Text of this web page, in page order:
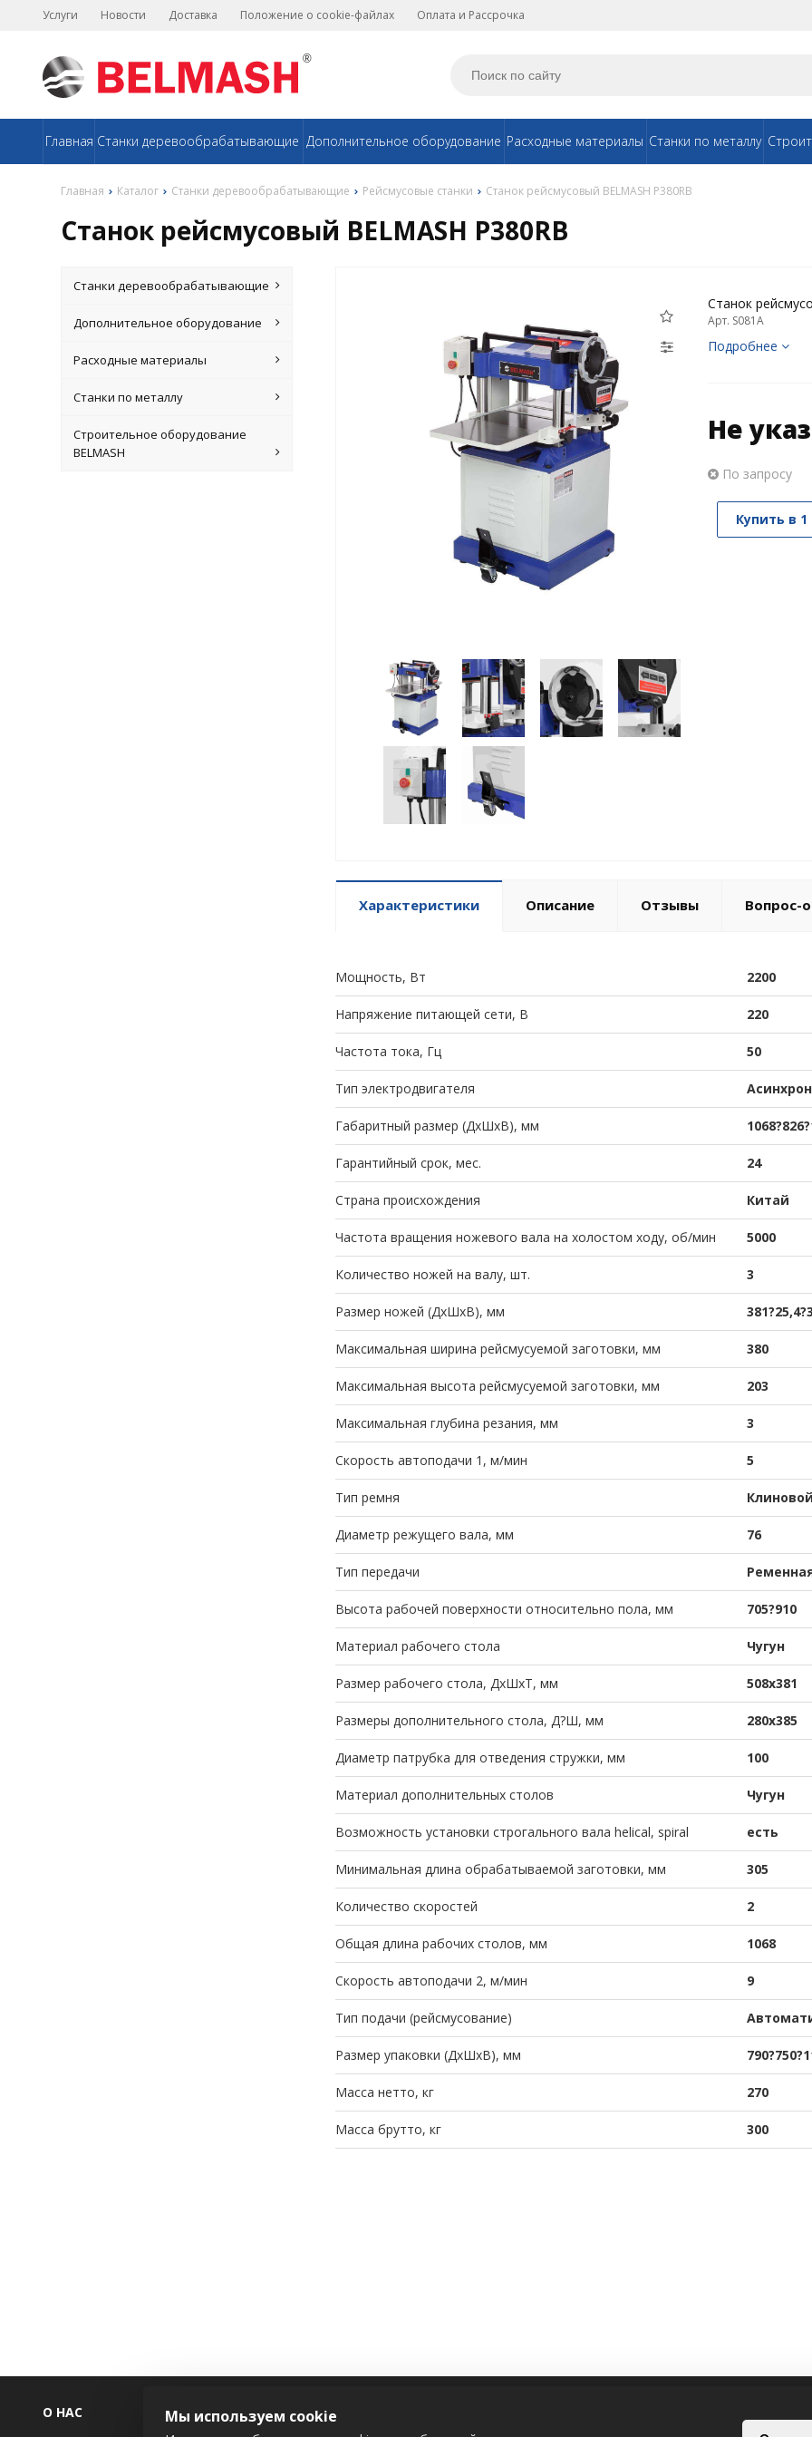
Услуги Новости Доставка Положение о cookie-файлах Оплата и Рассрочка
Главная Станки деревообрабатывающие Дополнительное оборудование Расходные материалы Станки по металлу
Главная Каталог Станки деревообрабатывающие Рейсмусовые станки Станок рейсмусовый BELMASH P380RB
Станок рейсмусовый BELMASH P380RB
Станки деревообрабатывающие
Дополнительное оборудование
Расходные материалы
Станки по металлу
Строительное оборудование
BELMASH
Станок
Арт. S081A
Подробнее
Не
По запросу
Купить в 1
Характеристики Описание Отзывы Вопрос-
Мощность, Вт 2200
Напряжение питающей сети, В 220
Частота тока, Гц 50
Тип электродвигателя
Габаритный размер (ДхШхВ), мм
Гарантийный срок, мес. 24
Страна происхождения Китай
Частота вращения ножевого вала на холостом ходу, об/мин 5000
Количество ножей на валу, шт. 3
Размер ножей (ДхШхВ), мм 381?25,4?3
Максимальная ширина рейсмусуемой заготовки, мм 380
Максимальная высота рейсмусуемой заготовки, мм 203
Максимальная глубина резания, мм 3
Скорость автоподачи 1, м/мин 5
Тип ремня
Диаметр режущего вала, мм 76
Тип передачи
Высота рабочей поверхности относительно пола, мм 705?910
Материал рабочего стола Чугун
Размер рабочего стола, ДхШхТ, мм 508х381
Размеры дополнительного стола, Д?Ш, мм 280х385
Диаметр патрубка для отведения стружки, мм 100
Материал дополнительных столов Чугун
Возможность установки строгального вала helical, spiral есть
Минимальная длина обрабатываемой заготовки, мм 305
Количество скоростей 2
Общая длина рабочих столов, мм 1068
Скорость автоподачи 2, м/мин 9
Тип подачи (рейсмусование)
Размер упаковки (ДхШхВ), мм
Масса нетто, кг 270
Масса брутто, кг 300
О НАС ИНФОРМАЦИЯ
Мы используем cookie